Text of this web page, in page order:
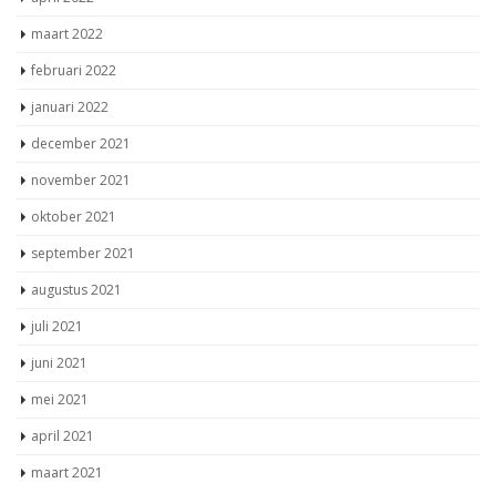
maart 2022
februari 2022
januari 2022
december 2021
november 2021
oktober 2021
september 2021
augustus 2021
juli 2021
juni 2021
mei 2021
april 2021
maart 2021